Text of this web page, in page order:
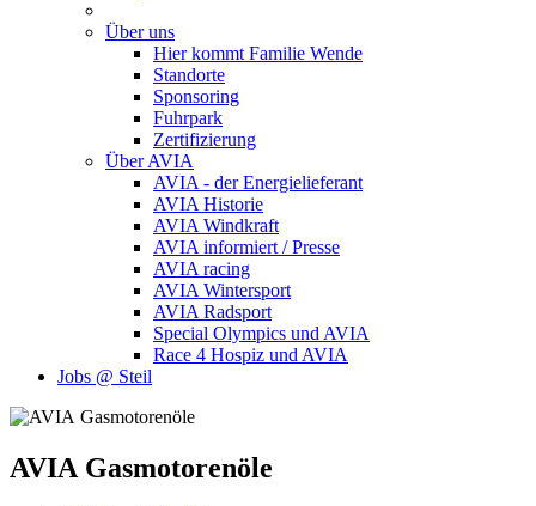
Über uns
Hier kommt Familie Wende
Standorte
Sponsoring
Fuhrpark
Zertifizierung
Über AVIA
AVIA - der Energielieferant
AVIA Historie
AVIA Windkraft
AVIA informiert / Presse
AVIA racing
AVIA Wintersport
AVIA Radsport
Special Olympics und AVIA
Race 4 Hospiz und AVIA
Jobs @ Steil
AVIA Gasmotorenöle